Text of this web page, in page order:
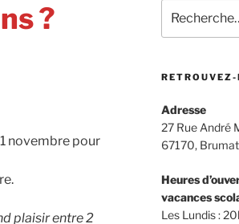
?
novembre pour
plaisir entre 2
pour
:
RETROUVEZ-
Adresse
27 Rue André
67170,
Heures
vacances
Les Lundis :